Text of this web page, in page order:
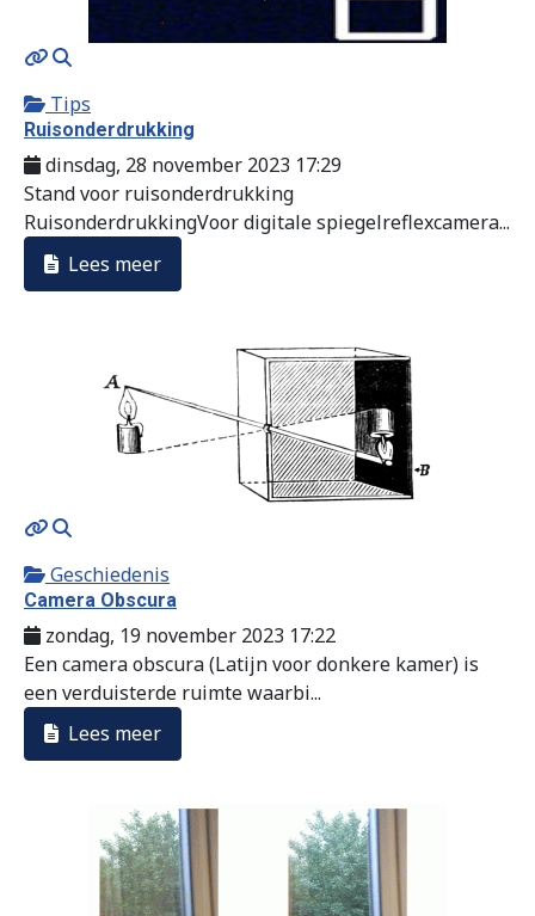
MOD_JTCS_VIEW_ARTICLE_LINK
Tips
Ruisonderdrukking
dinsdag, 28 november 2023 17:29
Stand voor ruisonderdrukking
RuisonderdrukkingVoor digitale spiegelreflexcamera...
Lees meer
MOD_JTCS_VIEW_ARTICLE_LINK
Geschiedenis
Camera Obscura
zondag, 19 november 2023 17:22
Een camera obscura (Latijn voor donkere kamer) is
een verduisterde ruimte waarbi...
Lees meer